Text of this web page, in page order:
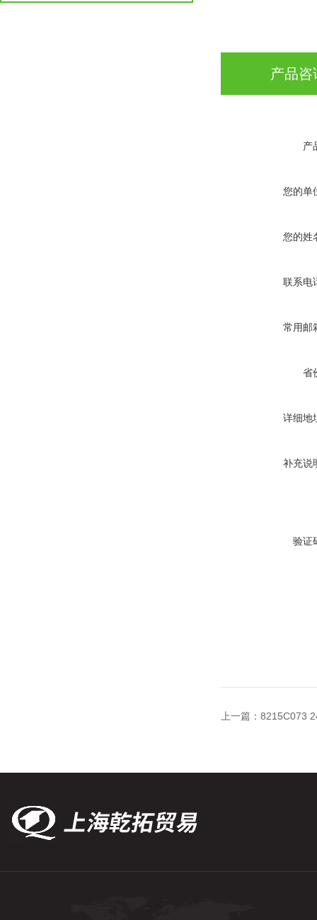
产品咨
产
您的单
您的姓
联系电
常用邮
省
详细地
补充说
验证
上一篇： 8215C073